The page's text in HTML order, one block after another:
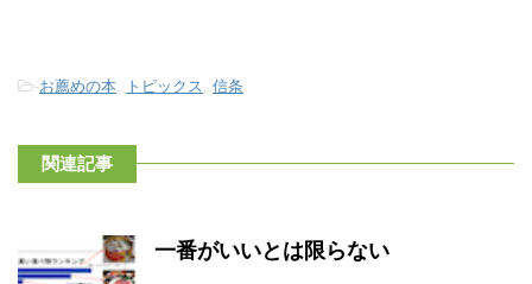
-お薦めの本 トピックス 信条
関連記事
一番がいいとは限らない